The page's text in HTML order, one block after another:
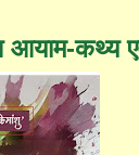
आयाम-कथ्य